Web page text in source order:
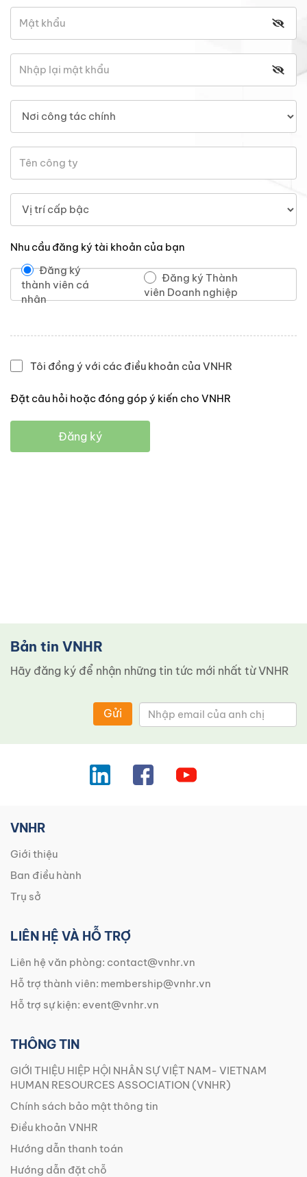
Nhu cầu đăng ký tài khoản của bạn
Đăng ký
thành viên cá
nhân
Đăng ký Thành
viên Doanh nghiệp
Tôi đồng ý với các điều khoản của VNHR
Đặt câu hỏi hoặc đóng góp ý kiến cho VNHR
Đăng ký
Bản tin VNHR
Hãy đăng ký để nhận những tin tức mới nhất từ ​​VNHR
Gửi
VNHR
Giới thiệu
Ban điều hành
Trụ sở
LIÊN HỆ VÀ HỖ TRỢ
Liên hệ văn phòng: contact@vnhr.vn
Hỗ trợ thành viên: membership@vnhr.vn
Hỗ trợ sự kiện: event@vnhr.vn
THÔNG TIN
GIỚI THIỆU HIỆP HỘI NHÂN SỰ VIỆT NAM- VIETNAM
HUMAN RESOURCES ASSOCIATION (VNHR)
Chính sách bảo mật thông tin
Điều khoản VNHR
Hướng dẫn thanh toán
Hướng dẫn đặt chỗ